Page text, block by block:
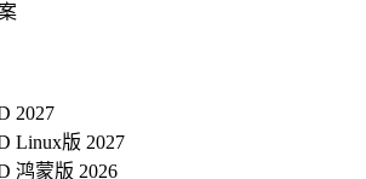
2027
Linux版 2027
鸿蒙版 2026